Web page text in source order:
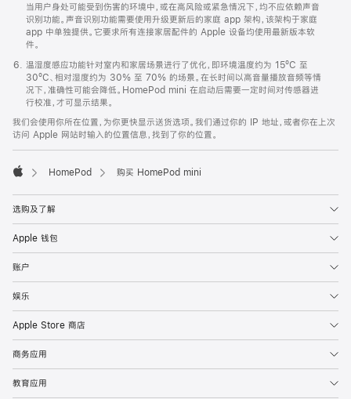
当用户身处可能受到伤害的环境中，或在高风险或紧急情况下，均不应依赖声音
识别功能。声音识别功能需要使用升级更新后的家庭 app 架构，该架构于家庭
app 中单独提供。它要求所有连接家居配件的 Apple 设备均使用最新版本软
件。
温湿度感应功能针对室内和家居场景进行了优化，即环境温度约为 15ºC 至
30ºC、相对湿度约为 30% 至 70% 的场景。在长时间以高音量播放音频等情
况下，准确性可能会降低。HomePod mini 在启动后需要一定时间对传感器进
行校准，才可显示结果。
我们会使用你所在位置，为你更快显示送货选项。我们通过你的 IP 地址，或者你在上次
访问 Apple 网站时输入的位置信息，找到了你的位置。
HomePod 购买 HomePod mini
选购及了解
Apple 钱包
账户
娱乐
Apple Store 商店
商务应用
教育应用